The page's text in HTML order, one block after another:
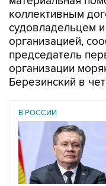
коллективным
судовладельцем
организацией,
председатель
организации
Березинский в
В РОССИИ